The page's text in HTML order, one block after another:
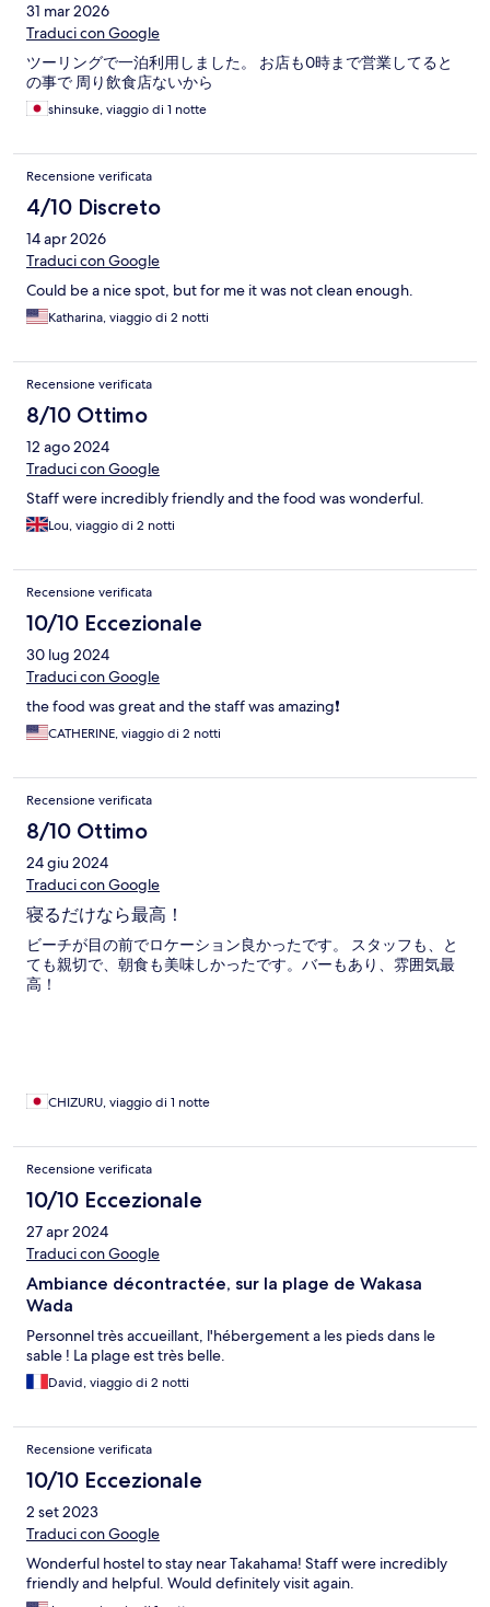
31 mar 2026
Traduci con Google
ツーリングで一泊利用しました。 お店も0時まで営業してると
の事で 周り飲食店ないから
shinsuke, viaggio di 1 notte
Recensione verificata
4/10 Discreto
14 apr 2026
Traduci con Google
Could be a nice spot, but for me it was not clean enough.
Katharina, viaggio di 2 notti
Recensione verificata
8/10 Ottimo
12 ago 2024
Traduci con Google
Staff were incredibly friendly and the food was wonderful.
Lou, viaggio di 2 notti
Recensione verificata
10/10 Eccezionale
30 lug 2024
Traduci con Google
the food was great and the staff was amazing❗️
CATHERINE, viaggio di 2 notti
Recensione verificata
8/10 Ottimo
24 giu 2024
Traduci con Google
寝るだけなら最高！
ビーチが目の前でロケーション良かったです。 スタッフも、と
ても親切で、朝食も美味しかったです。バーもあり、雰囲気最
高！
CHIZURU, viaggio di 1 notte
Recensione verificata
10/10 Eccezionale
27 apr 2024
Traduci con Google
Ambiance décontractée, sur la plage de Wakasa
Wada
Personnel très accueillant, l'hébergement a les pieds dans le
sable ! La plage est très belle.
David, viaggio di 2 notti
Recensione verificata
10/10 Eccezionale
2 set 2023
Traduci con Google
Wonderful hostel to stay near Takahama! Staff were incredibly
friendly and helpful. Would definitely visit again.